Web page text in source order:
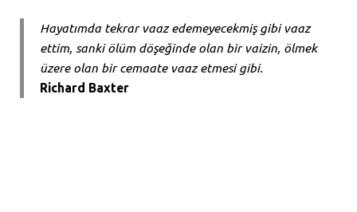
Hayatımda tekrar vaaz edemeyecekmiş gibi vaaz
ettim, sanki ölüm döşeğinde olan bir vaizin, ölmek
üzere olan bir cemaate vaaz etmesi gibi.
Richard Baxter